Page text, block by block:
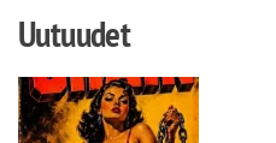
Uutuudet